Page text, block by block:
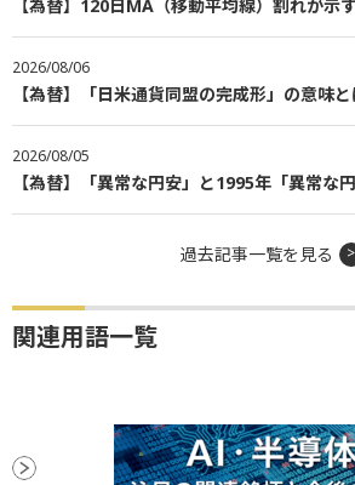
【為替】120日MA（移動平均線）割れが示
2026/08/06
【為替】「日米通貨同盟の完成形」の意味と
2026/08/05
【為替】「異常な円安」と1995年「異常な円
過去記事一覧を見る
関連用語一覧